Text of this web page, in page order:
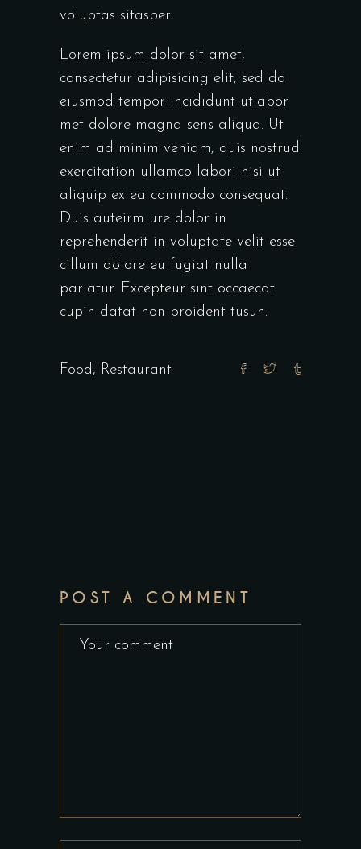
voluptas sitasper.
Lorem ipsum dolor sit amet,
consectetur adipisicing elit, sed do
eiusmod tempor incididunt utlabor
met dolore magna sens aliqua. Ut
enim ad minim veniam, quis nostrud
exercitation ullamco labori nisi ut
aliquip ex ea commodo consequat.
Duis auteirm ure dolor in
reprehenderit in voluptate velit esse
cillum dolore eu fugiat nulla
pariatur. Excepteur sint occaecat
cupin datat non proident tusun.
Food, Restaurant
POST A COMMENT